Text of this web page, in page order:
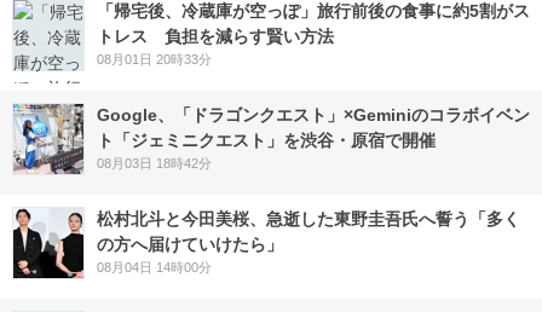
「帰宅後、冷蔵庫が空っぽ」旅行前後の食事に約5割がス
トレス 負担を減らす賢い方法
08月01日 20時33分
Google、「ドラゴンクエスト」×Geminiのコラボイベン
ト「ジェミニクエスト」を渋谷・原宿で開催
08月03日 18時42分
松村北斗と今田美桜、急逝した東野圭吾氏へ誓う「多く
の方へ届けていけたら」
08月04日 14時00分